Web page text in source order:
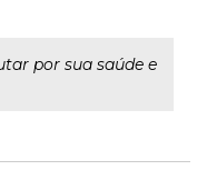
por sua saúde e